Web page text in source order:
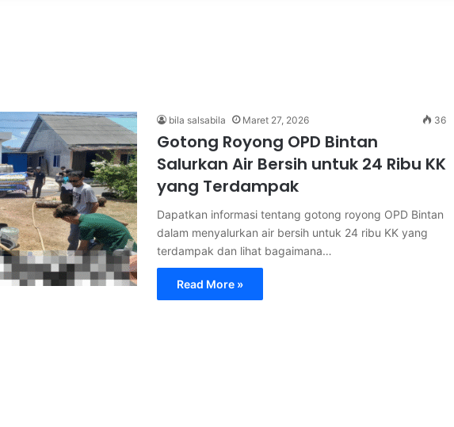
bila salsabila Maret 27, 2026 36
Gotong Royong OPD Bintan
Salurkan Air Bersih untuk 24 Ribu KK
yang Terdampak
Dapatkan informasi tentang gotong royong OPD Bintan
dalam menyalurkan air bersih untuk 24 ribu KK yang
terdampak dan lihat bagaimana…
Read More »